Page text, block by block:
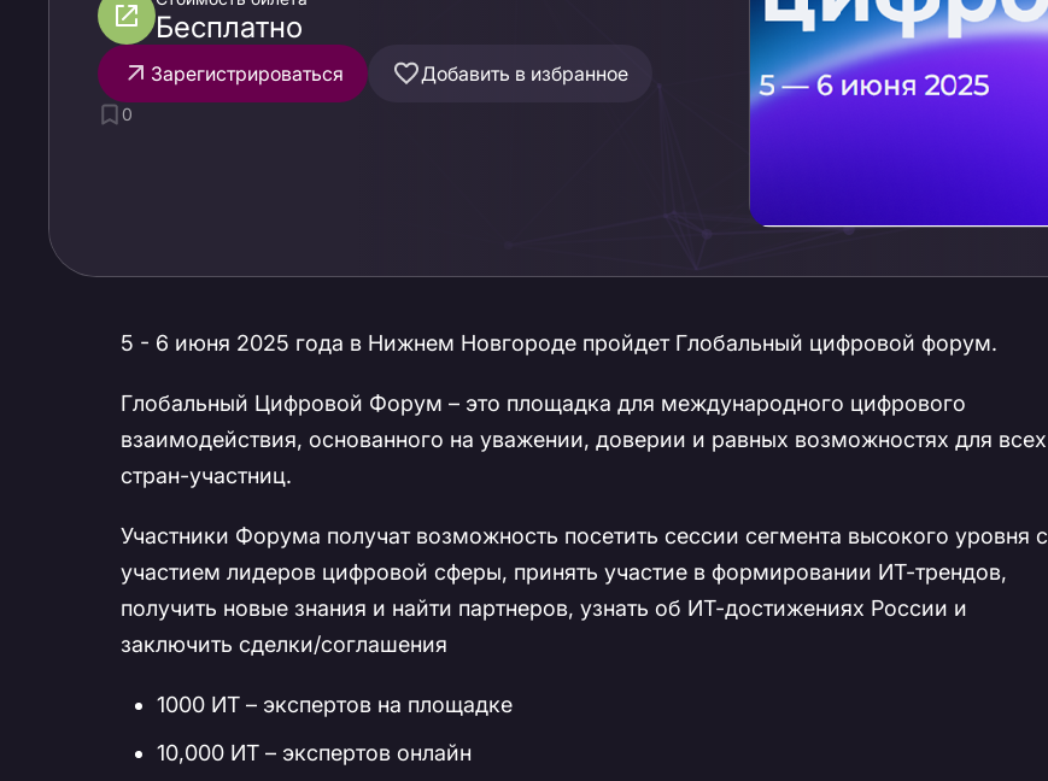
Бесплатно
Зарегистрироваться Добавить в избранное
0
5 - 6 июня 2025 года в Нижнем Новгороде пройдет Глобальный цифровой форум.
Глобальный Цифровой Форум – это площадка для международного цифрового
взаимодействия, основанного на уважении, доверии и равных возможностях для всех
стран-участниц.
Участники Форума получат возможность посетить сессии сегмента высокого уровня с
участием лидеров цифровой сферы, принять участие в формировании ИТ-трендов,
получить новые знания и найти партнеров, узнать об ИТ-достижениях России и
заключить сделки/соглашения
1000 ИТ – экспертов на площадке
10,000 ИТ – экспертов онлайн